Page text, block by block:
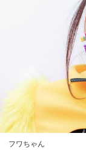
フワちゃん